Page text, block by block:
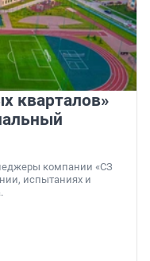
кварталов»
компании «СЗ
испытаниях и